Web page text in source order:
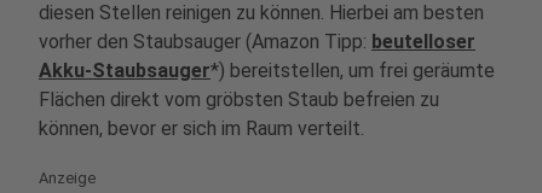
diesen Stellen reinigen zu können. Hierbei am besten
vorher den Staubsauger (Amazon Tipp: beutelloser
Akku-Staubsauger*) bereitstellen, um frei geräumte
Flächen direkt vom gröbsten Staub befreien zu
können, bevor er sich im Raum verteilt.
Anzeige